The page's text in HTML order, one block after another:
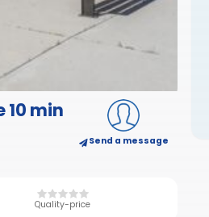
min
Send a message
Quality-price